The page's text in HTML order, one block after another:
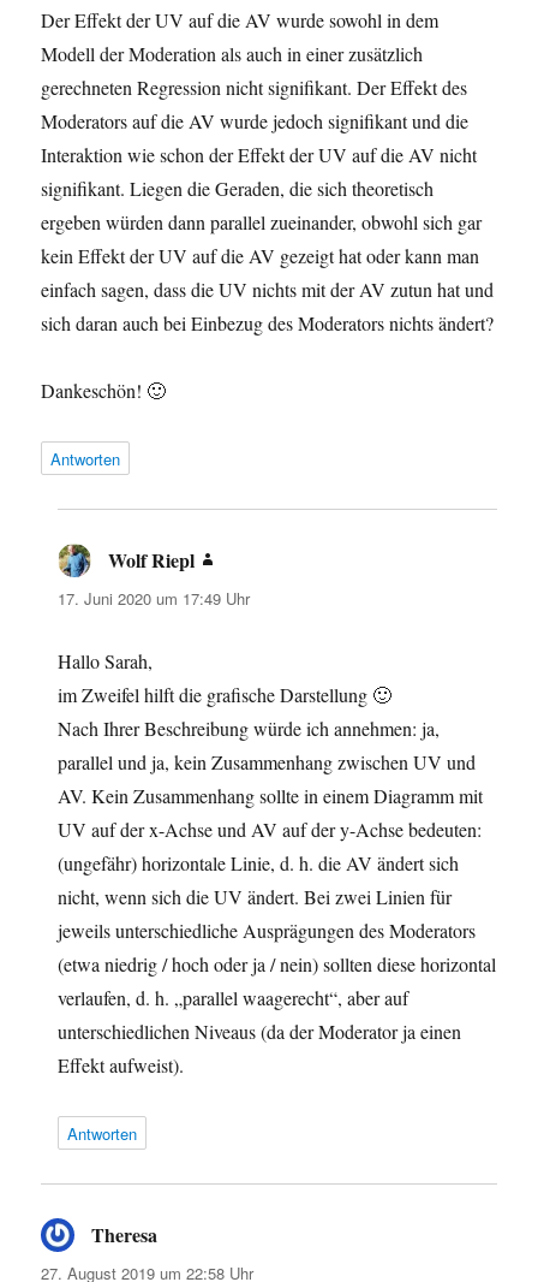
Der Effekt der UV auf die AV wurde sowohl in dem
Modell der Moderation als auch in einer zusätzlich
gerechneten Regression nicht signifikant. Der Effekt des
Moderators auf die AV wurde jedoch signifikant und die
Interaktion wie schon der Effekt der UV auf die AV nicht
signifikant. Liegen die Geraden, die sich theoretisch
ergeben würden dann parallel zueinander, obwohl sich gar
kein Effekt der UV auf die AV gezeigt hat oder kann man
einfach sagen, dass die UV nichts mit der AV zutun hat und
sich daran auch bei Einbezug des Moderators nichts ändert?
Dankeschön! 🙂
Antworten
Wolf Riepl
17. Juni 2020 um 17:49 Uhr
Hallo Sarah,
im Zweifel hilft die grafische Darstellung 🙂
Nach Ihrer Beschreibung würde ich annehmen: ja,
parallel und ja, kein Zusammenhang zwischen UV und
AV. Kein Zusammenhang sollte in einem Diagramm mit
UV auf der x-Achse und AV auf der y-Achse bedeuten:
(ungefähr) horizontale Linie, d. h. die AV ändert sich
nicht, wenn sich die UV ändert. Bei zwei Linien für
jeweils unterschiedliche Ausprägungen des Moderators
(etwa niedrig / hoch oder ja / nein) sollten diese horizontal
verlaufen, d. h. „parallel waagerecht“, aber auf
unterschiedlichen Niveaus (da der Moderator ja einen
Effekt aufweist).
Antworten
Theresa
27. August 2019 um 22:58 Uhr